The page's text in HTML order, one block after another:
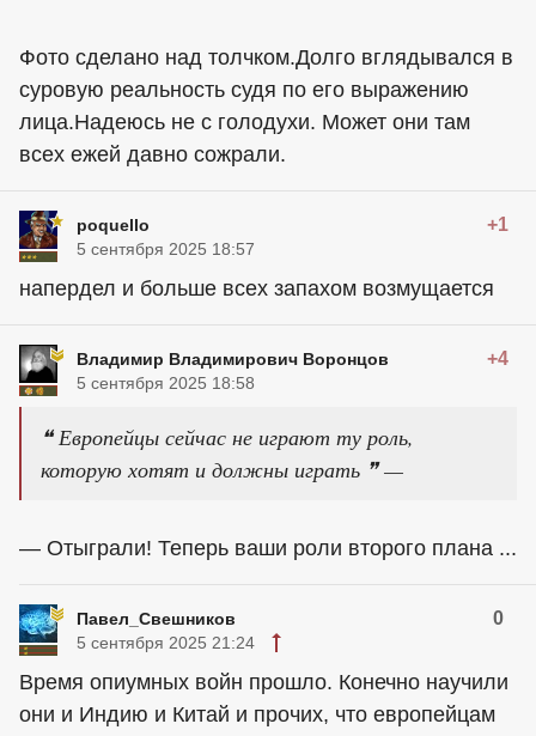
Фото сделано над толчком.Долго вглядывался в
суровую реальность судя по его выражению
лица.Надеюсь не с голодухи. Может они там
всех ежей давно сожрали.
poquello +1
5 сентября 2025 18:57
напердел и больше всех запахом возмущается
Владимир Владимирович Воронцов +4
5 сентября 2025 18:58
❝ Европейцы сейчас не играют ту роль,
которую хотят и должны играть ❞ —
— Отыграли! Теперь ваши роли второго плана ...
Павел_Свешников 0
5 сентября 2025 21:24
Время опиумных войн прошло. Конечно научили
они и Индию и Китай и прочих, что европейцам